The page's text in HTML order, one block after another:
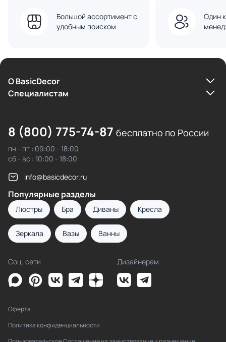
Большой ассортимент с
удобным поиском
Один
О BasicDecor
Cпециалистам
8 (800) 775-74-87 бесплатно по России
пн - пт : 09:00 - 18:00
сб - вс : 10:00 - 18:00
info@basicdecor.ru
Популярные разделы
Люстры Бра Диваны Кресла
Зеркала Вазы Ванны
Соц. сети Дизайнерам
Оферта
Политика конфиденциальности